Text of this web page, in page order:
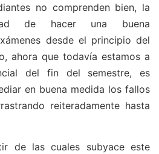
no comprenden bien, la
de hacer una buena
desde el principio del
ahora que todavía estamos a
del fin del semestre, es
en buena medida los fallos
reiteradamente hasta
de las cuales subyace este